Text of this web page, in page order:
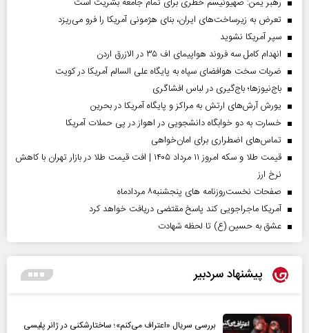
تعرض به زیرساخت‌های ایران، بنای هژمونی آمریکا را فرو می‌ریزد
سپر آمریکا نشوید
انهدام کامل سه فروند هواپیمای اف ۳۵ در الازرق اردن
ضربات سخت هوافضای سپاه به پایگاه علی السالم آمریکا در کویت
باج‌نیوزها؛ باج‌گیری در لباس افشاگری
یورش آرش‌های ارتش به مراکز و پایگاه‌ آمریکا در بحرین
خسارت به دو خوابگاه دانشجویی در اهواز در پی حملات آمریکا
تماس‌های اضطراری برای امان‌‌خواهی
قیمت طلا و سکه امروز ۱۱ مرداد ۱۴۰۵ | افت قیمت طلا در بازار تهران با کاهش
نرخ ارز
صفحات نخست‌روزنامه ها‌ی پنجشنبه‌۸ مردادماه
آمریکا ماجراجویی کند پاسخ مقتضی دریافت خواهد کرد
عشق به حسین (ع) تا لحظه شهادت
پیشنهاد سردبیر
بررسی سریال «اعتراف می‌کنم»؛ ساختارشکنی در ژانر پلیسی